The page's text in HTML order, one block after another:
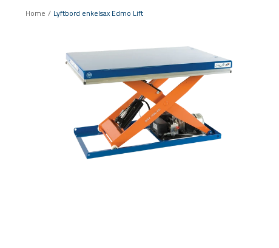
Home / Lyftbord enkelsax Edmo Lift